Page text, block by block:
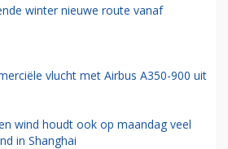
winter nieuwe route vanaf
vlucht met Airbus A350-900 uit
wind houdt ook op maandag veel
in Shanghai